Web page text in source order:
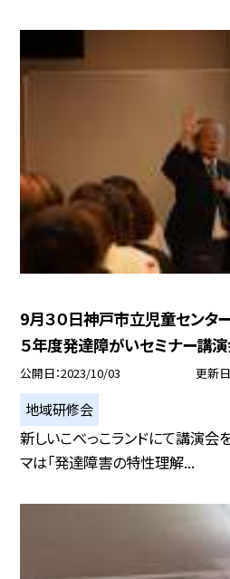
9月３０日神戸市立児童センタ
５年度発達障がいセミナー講
公開日 2023/10/03 更新日
地域研修会
新しいこべっこランドにて講演会
マは「発達障害の特性理解...